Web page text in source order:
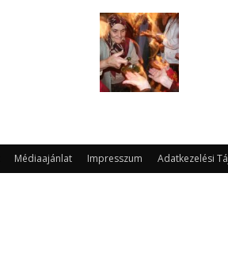
Médiaajánlat Impresszum Adatkezelési